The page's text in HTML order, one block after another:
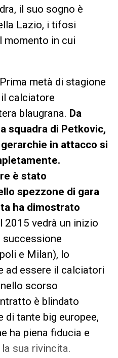
il suo sogno è
Lazio, i tifosi
momento in cui
Prima metà di stagione
calciatore
blaugrana. Da
squadra di Petkovic,
in attacco si
è stato
spezzone di gara
ha dimostrato
2015 vedrà un inizio
successione
e Milan), lo
ad essere il calciatori
scorso
è blindato
di tante big europee,
ha piena fiducia e
sua rivincita.